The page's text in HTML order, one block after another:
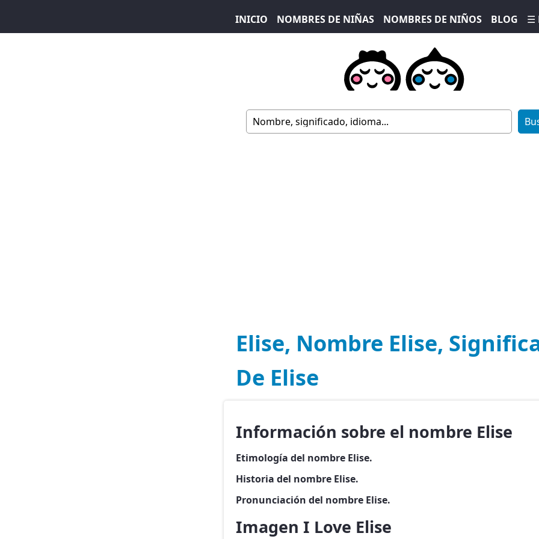
INICIO NOMBRES DE NIÑAS NOMBRES DE NIÑOS BLOG ☰
Elise, Nombre Elise,
De Elise
Información sobre el nombre Elise
Etimología del nombre Elise.
Historia del nombre Elise.
Pronunciación del nombre Elise.
Imagen I Love Elise